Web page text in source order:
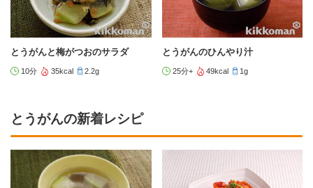
とうがんと梅がつおのサラダ
10分 35kcal 2.2g
とうがんのひんやり汁
25分+ 49kcal 1g
とうがんの新着レシピ